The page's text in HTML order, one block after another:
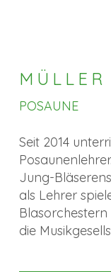
POSAUNE
Seit 2014
Jung-
als Lehrer
die